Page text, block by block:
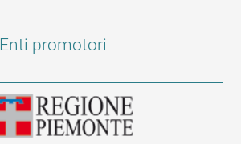
Enti promotori